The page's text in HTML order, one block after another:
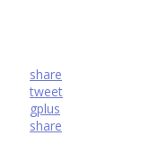
share
tweet
gplus
share